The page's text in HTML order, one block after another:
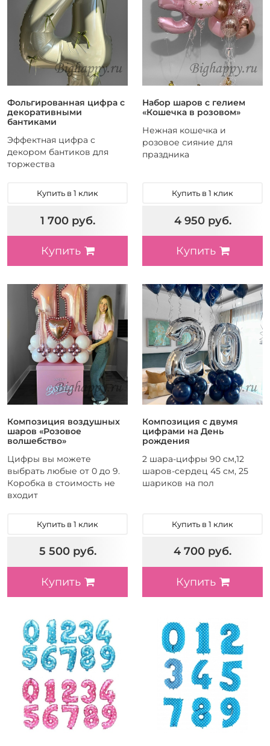
Фольгированная цифра с
декоративными
бантиками
Эффектная цифра с
декором бантиков для
торжества
Купить в 1 клик
1 700 руб.
Купить
Набор шаров с гелием
«Кошечка в розовом»
Нежная кошечка и
розовое сияние для
праздника
Купить в 1 клик
4 950 руб.
Купить
Композиция воздушных
шаров «Розовое
волшебство»
Цифры вы можете
выбрать любые от 0 до 9.
Коробка в стоимость не
входит
Купить в 1 клик
5 500 руб.
Купить
Композиция с двумя
цифрами на День
рождения
2 шара-цифры 90 см,12
шаров-сердец 45 см, 25
шариков на пол
Купить в 1 клик
4 700 руб.
Купить